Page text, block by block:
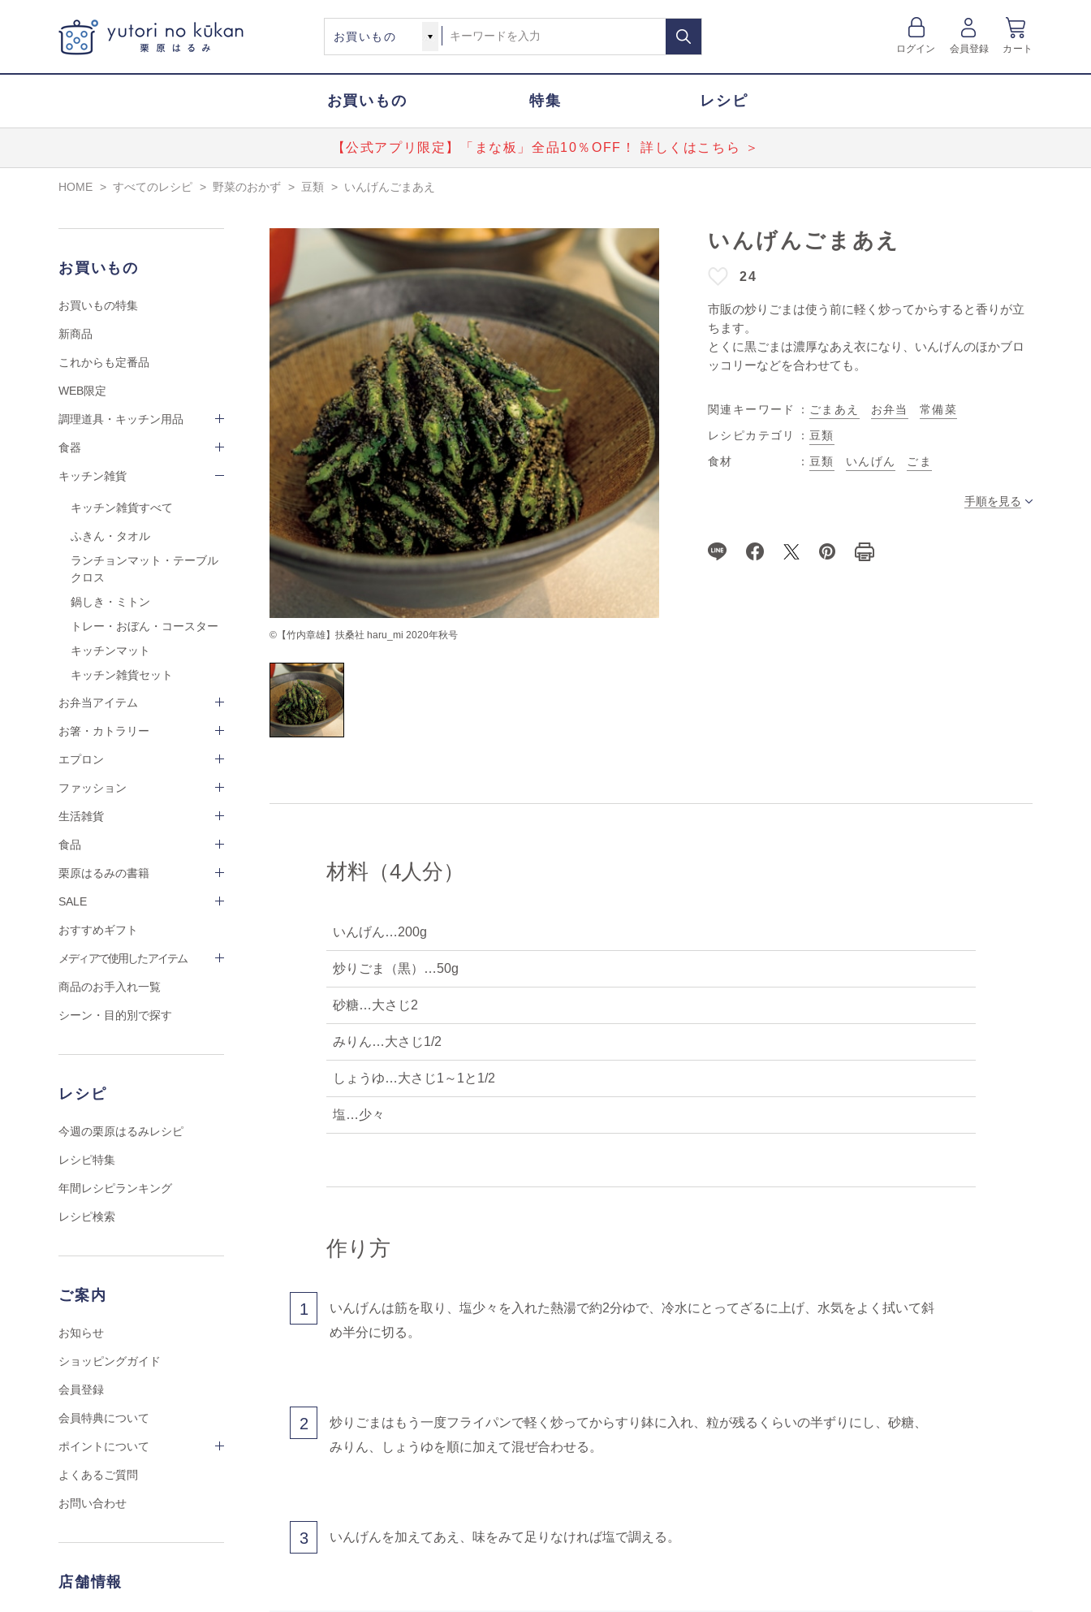
ログイン 会員登録 カート
お買いもの 特集 レシピ
【公式アプリ限定】「まな板」全品10％OFF！ 詳しくはこちら ＞
HOME > すべてのレシピ > 野菜のおかず > 豆類 > いんげんごまあえ
お買いもの
お買いもの特集
新商品
これからも定番品
WEB限定
調理道具・キッチン用品
食器
キッチン雑貨
キッチン雑貨すべて
ふきん・タオル
ランチョンマット・テーブル
クロス
鍋しき・ミトン
トレー・おぼん・コースター
キッチンマット
キッチン雑貨セット
お弁当アイテム
お箸・カトラリー
エプロン
ファッション
生活雑貨
食品
栗原はるみの書籍
SALE
おすすめギフト
メディアで使用したアイテム
商品のお手入れ一覧
シーン・目的別で探す
レシピ
今週の栗原はるみレシピ
レシピ特集
年間レシピランキング
レシピ検索
ご案内
お知らせ
ショッピングガイド
会員登録
会員特典について
ポイントについて
よくあるご質問
お問い合わせ
店舗情報
©【竹内章雄】扶桑社 haru_mi 2020年秋号
いんげんごまあえ
24
市販の炒りごまは使う前に軽く炒ってからすると香りが立
ちます。
とくに黒ごまは濃厚なあえ衣になり、いんげんのほかブロ
ッコリーなどを合わせても。
関連キーワード ごまあえ お弁当
常備菜
レシピカテゴリ
豆類
食材
豆類 いんげん ごま
手順を見る
材料（4人分）
いんげん…200g
炒りごま（黒）…50g
砂糖…大さじ2
みりん…大さじ1/2
しょうゆ…大さじ1～1と1/2
塩…少々
作り方
1
いんげんは筋を取り、塩少々を入れた熱湯で約2分ゆで、冷水にとってざるに上げ、水気をよく拭いて斜
め半分に切る。
2
炒りごまはもう一度フライパンで軽く炒ってからすり鉢に入れ、粒が残るくらいの半ずりにし、砂糖、
みりん、しょうゆを順に加えて混ぜ合わせる。
3 いんげんを加えてあえ、味をみて足りなければ塩で調える。